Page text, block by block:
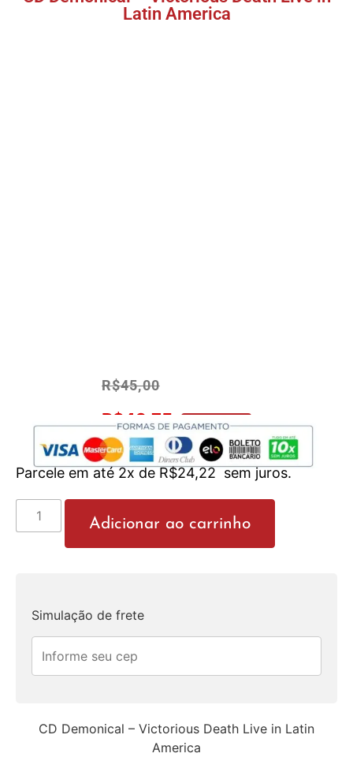
Latin America
R$45,00
R$42,75 No Pix 5% OFF
Parcele em até 2x deR$24,22 sem juros.
Adicionar ao carrinho
Simulação de frete
CD Demonical – Victorious Death Live in Latin
America